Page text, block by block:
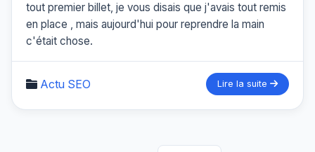
tout premier billet, je vous disais que j'avais tout remis
en place , mais aujourd'hui pour reprendre la main
c'était chose.
Actu SEO Lire la suite